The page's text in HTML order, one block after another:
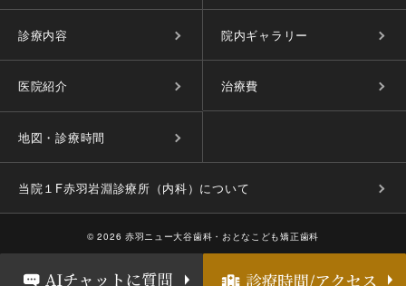
診療内容 院内ギャラリー
医院紹介 治療費
地図・診療時間
当院１F赤羽岩淵診療所（内科）について
©2026 赤羽ニュー大谷歯科・おとなこども矯正歯科